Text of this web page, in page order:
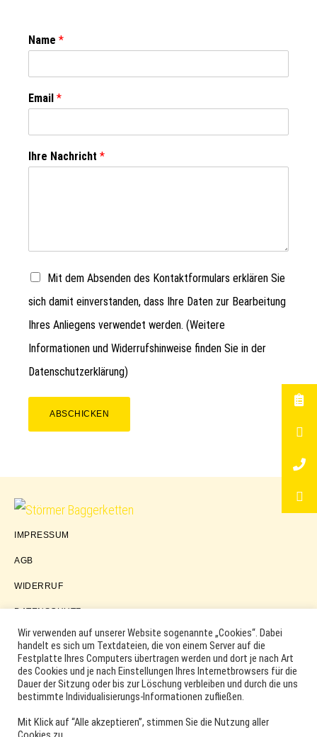
Name *
Email *
Ihre Nachricht *
Mit dem Absenden des Kontaktformulars erklären Sie
sich damit einverstanden, dass Ihre Daten zur Bearbeitung
Ihres Anliegens verwendet werden. (Weitere
Informationen und Widerrufshinweise finden Sie in der
Datenschutzerklärung)
ABSCHICKEN
Störmer
IMPRESSUM
AGB
WIDERRUF
DATENSCHUTZ
COPYRIGHT © 2026 · WORDPRESS
LOG IN
MARKEN, ERSATZTEILNUMMERN, PRODUKTNAMEN SOWIE
PRODUKTABBILDUNGEN UND LOGOS WERDEN NUR ZUR
IDENTIFIKATION DER PRODUKTE VERWENDET UND KÖNNEN
EINGETRAGENE MARKEN DER ENTSPRECHENDEN
HERSTELLER SEIN. VERWENDETE MARKEN- UND
Wir verwenden auf unserer Website sogenannte „Cookies“. Dabei
handelt es sich um Textdateien, die von einem Server auf die
Festplatte Ihres Computers übertragen werden und dort je nach Art
des Cookies und je nach Einstellungen Ihres Internetbrowsers für die
Dauer der Sitzung oder bis zur Löschung verbleiben und durch die uns
bestimmte Individualisierungs-Informationen zufließen.
Mit Klick auf “Alle akzeptieren”, stimmen Sie die Nutzung aller